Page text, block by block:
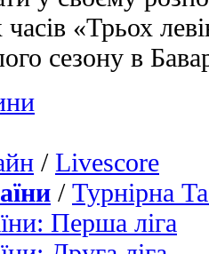
«Трьох
сезону в
/ Livescore
/ Турнірна
Перша ліга